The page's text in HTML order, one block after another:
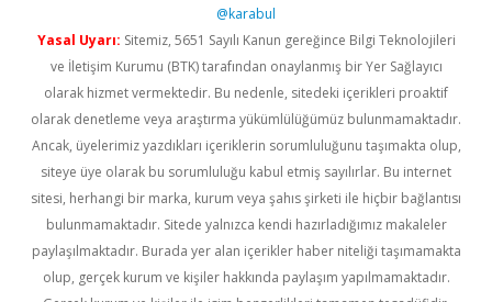
@karabul
Yasal Uyarı: Sitemiz, 5651 Sayılı Kanun gereğince Bilgi Teknolojileri
ve İletişim Kurumu (BTK) tarafından onaylanmış bir Yer Sağlayıcı
olarak hizmet vermektedir. Bu nedenle, sitedeki içerikleri proaktif
olarak denetleme veya araştırma yükümlülüğümüz bulunmamaktadır.
Ancak, üyelerimiz yazdıkları içeriklerin sorumluluğunu taşımakta olup,
siteye üye olarak bu sorumluluğu kabul etmiş sayılırlar. Bu internet
sitesi, herhangi bir marka, kurum veya şahıs şirketi ile hiçbir bağlantısı
bulunmamaktadır. Sitede yalnızca kendi hazırladığımız makaleler
paylaşılmaktadır. Burada yer alan içerikler haber niteliği taşımamakta
olup, gerçek kurum ve kişiler hakkında paylaşım yapılmamaktadır.